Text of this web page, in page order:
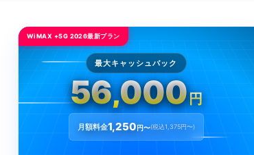
WiMAX +5G 2026最新プラン
最大キャッシュバック
56,000円
月額料金1,250円〜(税込1,375円〜)